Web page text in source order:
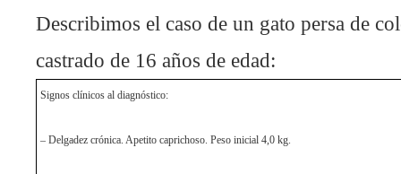
Describimos el caso de un gato persa de
castrado de 16 años de edad:
Signos clínicos al diagnóstico:
– Delgadez crónica. Apetito caprichoso. Peso inicial 4,0 kg.